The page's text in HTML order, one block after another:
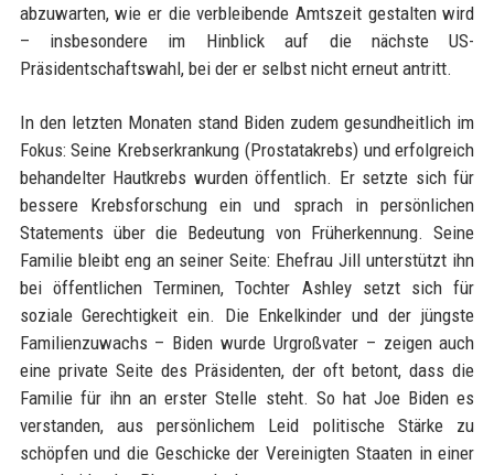
abzuwarten, wie er die verbleibende Amtszeit gestalten wird
– insbesondere im Hinblick auf die nächste US-
Präsidentschaftswahl, bei der er selbst nicht erneut antritt.
In den letzten Monaten stand Biden zudem gesundheitlich im
Fokus: Seine Krebserkrankung (Prostatakrebs) und erfolgreich
behandelter Hautkrebs wurden öffentlich. Er setzte sich für
bessere Krebsforschung ein und sprach in persönlichen
Statements über die Bedeutung von Früherkennung. Seine
Familie bleibt eng an seiner Seite: Ehefrau Jill unterstützt ihn
bei öffentlichen Terminen, Tochter Ashley setzt sich für
soziale Gerechtigkeit ein. Die Enkelkinder und der jüngste
Familienzuwachs – Biden wurde Urgroßvater – zeigen auch
eine private Seite des Präsidenten, der oft betont, dass die
Familie für ihn an erster Stelle steht. So hat Joe Biden es
verstanden, aus persönlichem Leid politische Stärke zu
schöpfen und die Geschicke der Vereinigten Staaten in einer